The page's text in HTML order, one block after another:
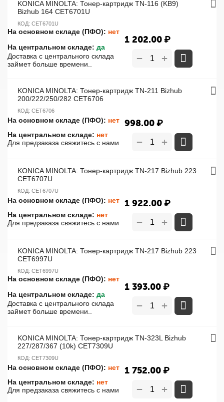
KONICA MINOLTA: Тонер-картридж TN-116 (KB9)
Bizhub 164 CET6701U
КОД: CET6701U
На основном складе (ПФО): нет
На центральном складе: да
Доставка с центрального склада
займет больше времени..
1 202.00₽
+
−
KONICA MINOLTA: Тонер-картридж TN-211 Bizhub
200/222/250/282 CET6706
КОД: CET6706
На основном складе (ПФО): нет
На центральном складе: нет
Для предзаказа свяжитесь с нами
998.00₽
+
−
KONICA MINOLTA: Тонер-картридж TN-217 Bizhub 223
CET6707U
КОД: CET6707U
На основном складе (ПФО): нет
На центральном складе: нет
Для предзаказа свяжитесь с нами
1 922.00₽
+
−
KONICA MINOLTA: Тонер-картридж TN-217 Bizhub 223
CET6997U
КОД: CET6997U
На основном складе (ПФО): нет
На центральном складе: да
Доставка с центрального склада
займет больше времени..
1 393.00₽
+
−
KONICA MINOLTA: Тонер-картридж TN-323L Bizhub
227/287/367 (10k) CET7309U
КОД: CET7309U
На основном складе (ПФО): нет
На центральном складе: нет
Для предзаказа свяжитесь с нами
1 752.00₽
+
−